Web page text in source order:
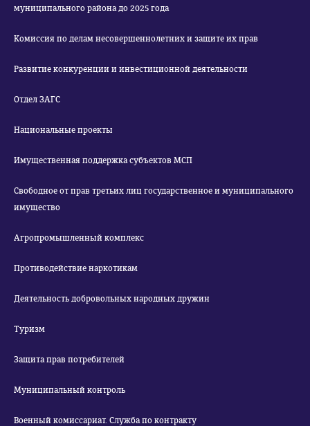
муниципального района до 2025 года
Комиссия по делам несовершеннолетних и защите их прав
Развитие конкуренции и инвестиционной деятельности
Отдел ЗАГС
Национальные проекты
Имущественная поддержка субъектов МСП
Свободное от прав третьих лиц государственное и муниципального
имущество
Агропромышленный комплекс
Противодействие наркотикам
Деятельность добровольных народных дружин
Туризм
Защита прав потребителей
Муниципальный контроль
Военный комиссариат. Служба по контракту